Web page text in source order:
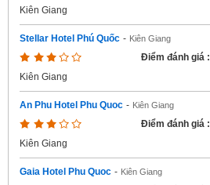
Kiên Giang
Stellar Hotel Phú Quốc - Kiên Giang
Điểm đánh giá :
Kiên Giang
An Phu Hotel Phu Quoc - Kiên Giang
Điểm đánh giá :
Kiên Giang
Gaia Hotel Phu Quoc - Kiên Giang